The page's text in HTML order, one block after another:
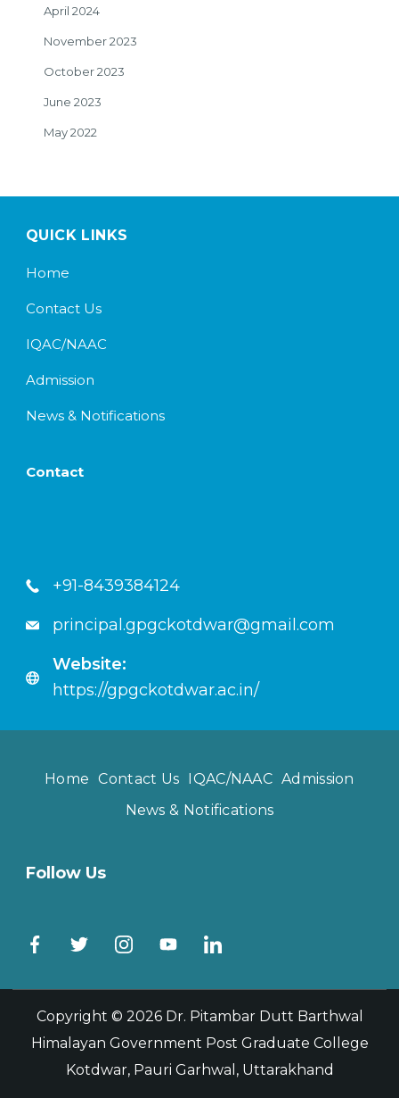
April 2024
November 2023
October 2023
June 2023
May 2022
QUICK LINKS
Home
Contact Us
IQAC/NAAC
Admission
News & Notifications
Contact
+91-8439384124
principal.gpgckotdwar@gmail.com
Website:
https://gpgckotdwar.ac.in/
Home Contact Us IQAC/NAAC Admission
News & Notifications
Follow Us
Copyright © 2026 Dr. Pitambar Dutt Barthwal
Himalayan Government Post Graduate College
Kotdwar, Pauri Garhwal, Uttarakhand